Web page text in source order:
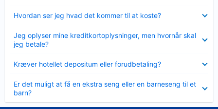
Hvordan ser jeg hvad det kommer til at koste?
Jeg oplyser mine kreditkortoplysninger, men hvornår skal
jeg betale?
Kræver hotellet depositum eller forudbetaling?
Er det muligt at få en ekstra seng eller en barneseng til et
barn?